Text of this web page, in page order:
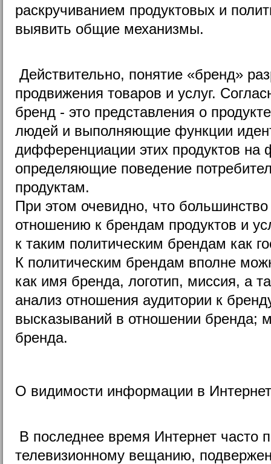
раскручиванием продуктовых и
выявить общие механизмы.
Действительно, понятие «бренд»
продвижения товаров и услуг.
бренд - это представления о
людей и выполняющие функции
дифференциации этих продуктов на
определяющие поведение
продуктам.
При этом очевидно, что
отношению к брендам продуктов и
к таким политическим брендам как
К политическим брендам вполне
как имя бренда, логотип, миссия, а
анализ отношения аудитории к
высказываний в отношении бренда;
бренда.
О видимости информации в
В последнее время Интернет часто
телевизионному вещанию,